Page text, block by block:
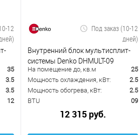
12
35
3.5
3.5
12
Под заказ (10-12
дней)
Внутренний блок мультисплит-
системы Denko DHMULT-09
На помещение до, кв.м
25
Мощность охлаждения, кВт:
2.5
Мощность обогрева, кВт:
2.5
BTU
09
12 315 руб.